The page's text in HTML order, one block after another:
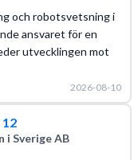
och robotsvetsning i
ansvaret för en
utvecklingen mot
2026-08-10
12
i Sverige AB